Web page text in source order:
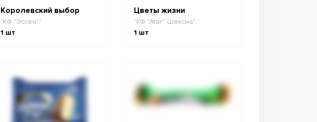
Королевский выбор
"КФ "Эссен""
1 шт
Цветы жизни
"КФ "Атаг" Шексна"
1 шт